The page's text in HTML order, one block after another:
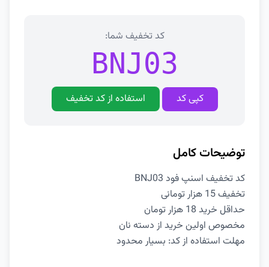
کد تخفیف شما:
BNJ03
کپی کد استفاده از کد تخفیف
توضیحات کامل
کد تخفیف اسنپ فود BNJ03
تخفیف 15 هزار تومانی
حداقل خرید 18 هزار تومان
مخصوص اولین خرید از دسته نان
مهلت استفاده از کد: بسیار محدود